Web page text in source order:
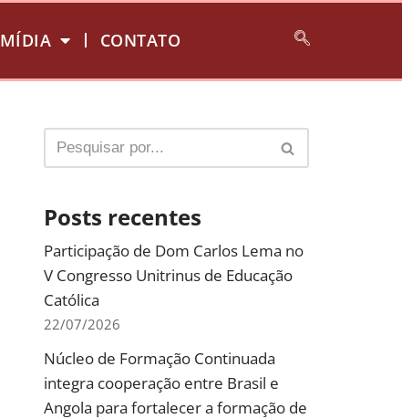
MÍDIA CONTATO
Posts recentes
Participação de Dom Carlos Lema no
V Congresso Unitrinus de Educação
Católica
22/07/2026
Núcleo de Formação Continuada
integra cooperação entre Brasil e
Angola para fortalecer a formação de